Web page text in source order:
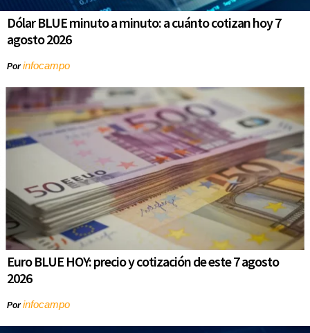
Dólar BLUE minuto a minuto: a cuánto cotizan hoy 7
agosto 2026
Porinfocampo
Euro BLUE HOY: precio y cotización de este 7 agosto
2026
Porinfocampo